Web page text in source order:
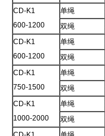
CD-K1
600-1200
单绳
双绳
CD-K1
600-1200
单绳
双绳
CD-K1
750-1500
单绳
双绳
CD-K1
1000-2000
单绳
双绳